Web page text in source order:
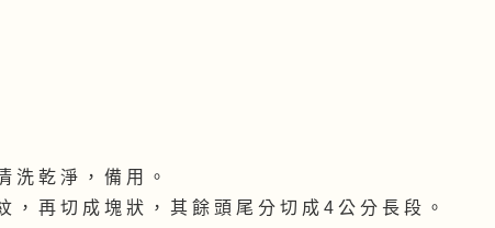
洗 乾 淨 ， 備 用 。
， 再 切 成 塊 狀 ， 其 餘 頭 尾 分 切 成 4 公 分 長 段 。